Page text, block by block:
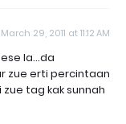
March 29, 2011 at 11:12 AM
la...da
zue erti percintaan
tag kak sunnah